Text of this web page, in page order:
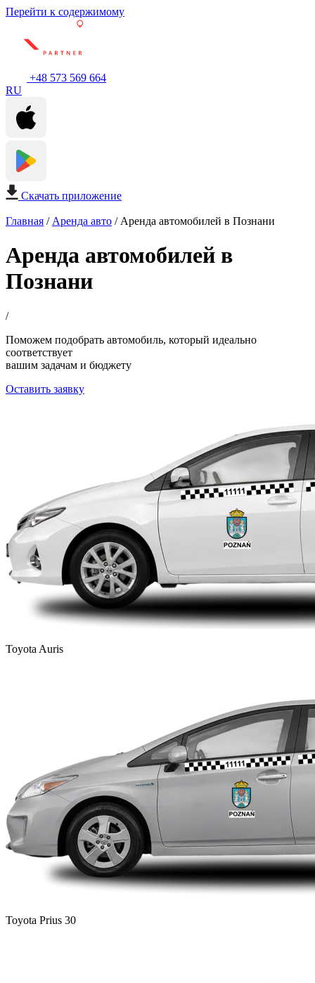
Перейти к содержимому
+48 573 569 664
RU
Скачать приложение
Главная / Аренда авто / Аренда автомобилей в Познани
Аренда автомобилей в
Познани
/
Поможем подобрать автомобиль, который идеально
соответствует
вашим задачам и бюджету
Оставить заявку
Toyota Auris
Toyota Prius 30